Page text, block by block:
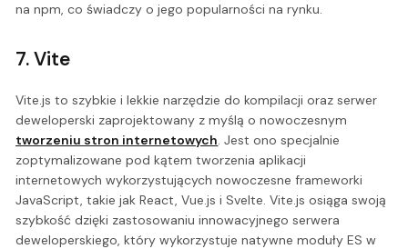
na npm, co świadczy o jego popularności na rynku.
7. Vite
Vite.js to szybkie i lekkie narzędzie do kompilacji oraz serwer
deweloperski zaprojektowany z myślą o nowoczesnym
tworzeniu stron internetowych. Jest ono specjalnie
zoptymalizowane pod kątem tworzenia aplikacji
internetowych wykorzystujących nowoczesne frameworki
JavaScript, takie jak React, Vue.js i Svelte. Vite.js osiąga swoją
szybkość dzięki zastosowaniu innowacyjnego serwera
deweloperskiego, który wykorzystuje natywne moduły ES w